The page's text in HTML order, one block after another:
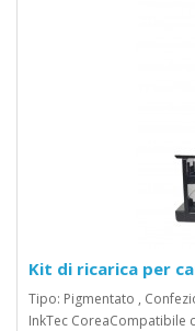
Kit di ricarica per
Tipo: Pigmentato ,
InkTec CoreaCompatibile